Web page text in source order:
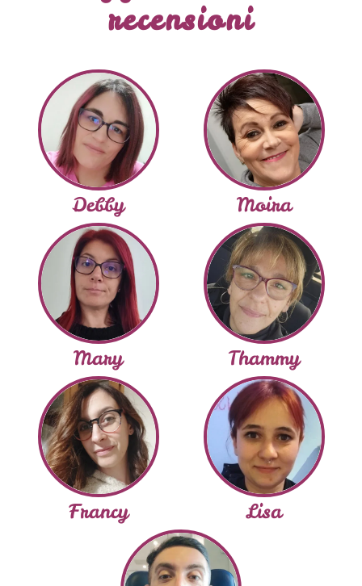
recensioni
Debby Moira
Mary Thammy
Francy Lisa